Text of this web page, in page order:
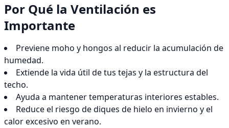
Por Qué la Ventilación es
Importante
Previene moho y hongos al reducir la acumulación de
humedad.
Extiende la vida útil de tus tejas y la estructura del
techo.
Ayuda a mantener temperaturas interiores estables.
Reduce el riesgo de diques de hielo en invierno y el
calor excesivo en verano.